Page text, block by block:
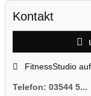
Kontakt
FitnessStudio
Telefon: 03544 5...